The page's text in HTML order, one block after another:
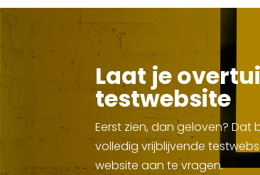
Laat je
testwebsite
Eerst zien, dan geloven?
volledig vrijblijvende
website aan te vragen.